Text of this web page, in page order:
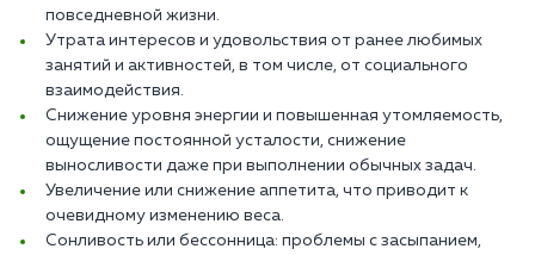
повседневной жизни.
Утрата интересов и удовольствия от ранее любимых
занятий и активностей, в том числе, от социального
взаимодействия.
Снижение уровня энергии и повышенная утомляемость,
ощущение постоянной усталости, снижение
выносливости даже при выполнении обычных задач.
Увеличение или снижение аппетита, что приводит к
очевидному изменению веса.
Сонливость или бессонница: проблемы с засыпанием,